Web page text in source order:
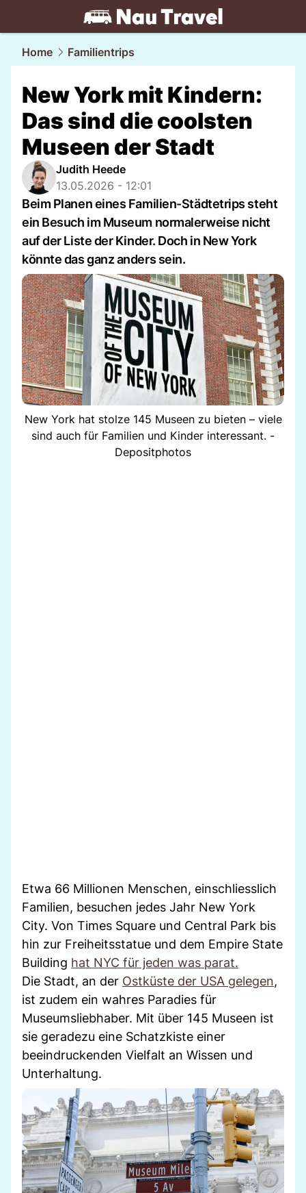
travel.NAU.ch
Home Familientrips
New York mit Kindern:
Das sind die coolsten
Museen der Stadt
Judith Heede
13.05.2026 - 12:01
Beim Planen eines Familien-Städtetrips steht
ein Besuch im Museum normalerweise nicht
auf der Liste der Kinder. Doch in New York
könnte das ganz anders sein.
New York hat stolze 145 Museen zu bieten – viele
sind auch für Familien und Kinder interessant. -
Depositphotos
Etwa 66 Millionen Menschen, einschliesslich
Familien, besuchen jedes Jahr New York
City. Von Times Square und Central Park bis
hin zur Freiheitsstatue und dem Empire State
Building hat NYC für jeden was parat.
Die Stadt, an der Ostküste der USA gelegen,
ist zudem ein wahres Paradies für
Museumsliebhaber. Mit über 145 Museen ist
sie geradezu eine Schatzkiste einer
beeindruckenden Vielfalt an Wissen und
Unterhaltung.